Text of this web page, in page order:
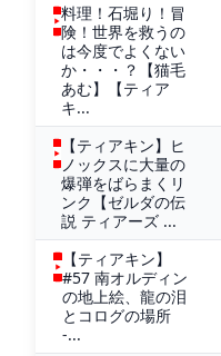
料理！石堀り！冒
険！世界を救うの
は今度でよくない
か・・・？【猫毛
あむ】【ティア
キ...
【ティアキン】ヒ
ノックスに大量の
爆弾をばらまくリ
ンク【ゼルダの伝
説 ティアーズ ...
【ティアキン】
#57 南オルディン
の地上絵、龍の泪
とコログの場所
-...